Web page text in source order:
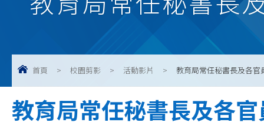
首頁 > 校園剪影 > 活動影片 > 教育局常任秘書長及各官
教育局常任秘書長及各